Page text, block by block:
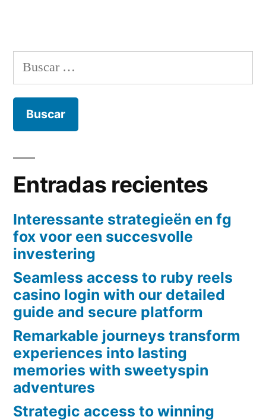
Buscar:
Entradas recientes
Interessante strategieën en fg
fox voor een succesvolle
investering
Seamless access to ruby reels
casino login with our detailed
guide and secure platform
Remarkable journeys transform
experiences into lasting
memories with sweetyspin
adventures
Strategic access to winning